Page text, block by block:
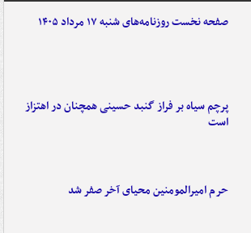
صفحه نخست روزنامه‌های شنبه ۱۷ مرداد ۱۴۰۵
پرچم سیاه بر فراز گنبد حسینی همچنان در اهتزاز
است
حرم امیرالمومنین محیای آخر صفر شد